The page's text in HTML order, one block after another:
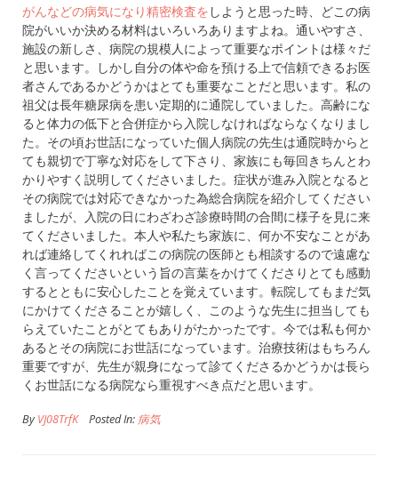
がんなどの病気になり精密検査を しようと思った時、どこの病
院がいいか決める材料はいろいろありますよね。通いやすさ、
施設の新しさ、病院の規模人によって重要なポイントは様々だ
と思います。しかし自分の体や命を預ける上で信頼できるお医
者さんであるかどうかはとても重要なことだと思います。私の
祖父は長年糖尿病を患い定期的に通院していました。高齢にな
ると体力の低下と合併症から入院しなければならなくなりまし
た。その頃お世話になっていた個人病院の先生は通院時からと
ても親切で丁寧な対応をして下さり、家族にも毎回きちんとわ
かりやすく説明してくださいました。症状が進み入院となると
その病院では対応できなかった為総合病院を紹介してください
ましたが、入院の日にわざわざ診療時間の合間に様子を見に来
てくださいました。本人や私たち家族に、何か不安なことがあ
れば連絡してくれればこの病院の医師とも相談するので遠慮な
く言ってくださいという旨の言葉をかけてくださりとても感動
するとともに安心したことを覚えています。転院してもまだ気
にかけてくださることが嬉しく、このような先生に担当しても
らえていたことがとてもありがたかったです。今では私も何か
あるとその病院にお世話になっています。治療技術はもちろん
重要ですが、先生が親身になって診てくださるかどうかは長ら
くお世話になる病院なら重視すべき点だと思います。
ByVJ08TrfK Posted In: 病気